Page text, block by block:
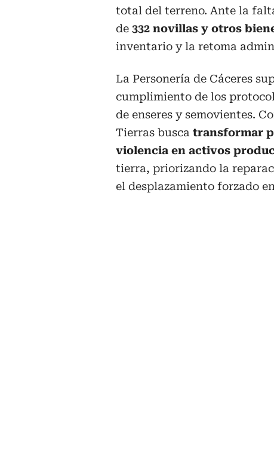
total del terreno. Ante la
de 332 novillas y otros
inventario y la retoma
La Personería de Cáceres
cumplimiento de los
de enseres y semovientes.
Tierras busca transformar
violencia en activos
tierra, priorizando la
el desplazamiento forzado